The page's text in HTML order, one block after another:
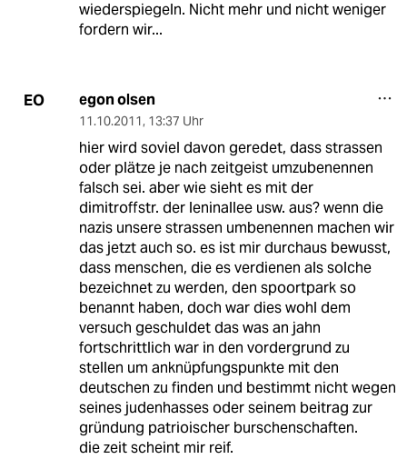
wiederspiegeln. Nicht mehr und nicht weniger
fordern wir...
EO egon olsen
11.10.2011, 13:37 Uhr
hier wird soviel davon geredet, dass strassen
oder plätze je nach zeitgeist umzubenennen
falsch sei. aber wie sieht es mit der
dimitroffstr. der leninallee usw. aus? wenn die
nazis unsere strassen umbenennen machen wir
das jetzt auch so. es ist mir durchaus bewusst,
dass menschen, die es verdienen als solche
bezeichnet zu werden, den spoortpark so
benannt haben, doch war dies wohl dem
versuch geschuldet das was an jahn
fortschrittlich war in den vordergrund zu
stellen um anknüpfungspunkte mit den
deutschen zu finden und bestimmt nicht wegen
seines judenhasses oder seinem beitrag zur
gründung patrioischer burschenschaften.
die zeit scheint mir reif.